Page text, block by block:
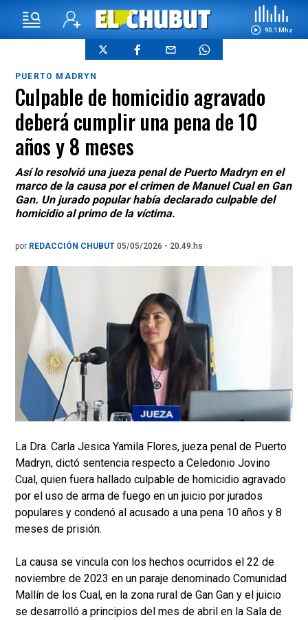
90.1 Mhz
PUERTO MADRYN
Culpable de homicidio agravado
deberá cumplir una pena de 10
años y 8 meses
Así lo resolvió una jueza penal de Puerto Madryn en el
marco de la causa por el crimen de Manuel Cual en Gan
Gan. Un jurado popular había declarado culpable del
homicidio al primo de la víctima.
por REDACCIÓN CHUBUT 05/05/2026 - 20.49.hs
La Dra. Carla Jesica Yamila Flores, jueza penal de Puerto
Madryn, dictó sentencia respecto a Celedonio Jovino
Cual, quien fuera hallado culpable de homicidio agravado
por el uso de arma de fuego en un juicio por jurados
populares y condenó al acusado a una pena 10 años y 8
meses de prisión.
La causa se vincula con los hechos ocurridos el 22 de
noviembre de 2023 en un paraje denominado Comunidad
Mallín de los Cual, en la zona rural de Gan Gan y el juicio
se desarrolló a principios del mes de abril en la Sala de